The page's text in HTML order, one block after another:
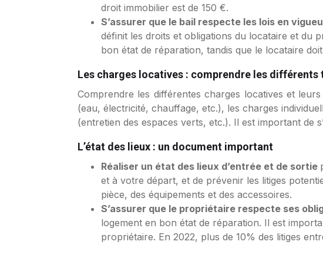
droit immobilier est de 150 €.
S’assurer que le bail respecte les lois en
définit les droits et obligations du locataire et du
bon état de réparation, tandis que le locataire
Les charges locatives : comprendre les différents
Comprendre les différentes charges locatives et
(eau, électricité, chauffage, etc.), les charges
(entretien des espaces verts, etc.). Il est important de
L’état des lieux : un document important
Réaliser un état des lieux d’entrée et de sortie
et à votre départ, et de prévenir les litiges
pièce, des équipements et des accessoires.
S’assurer que le propriétaire respecte ses
logement en bon état de réparation. Il est
propriétaire. En 2022, plus de 10% des litiges